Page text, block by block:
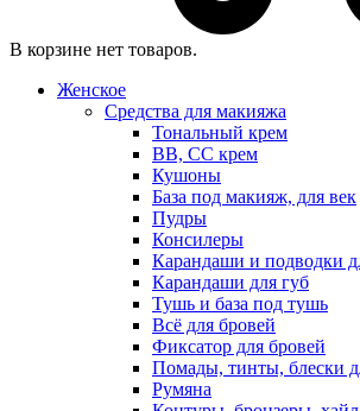
В корзине нет товаров.
Женское
Средства для макияжа
Тональный крем
BB, CC крем
Кушоны
База под макияж, для век
Пудры
Консилеры
Карандаши и подводки
Карандаши для губ
Тушь и база под тушь
Всё для бровей
Фиксатор для бровей
Помады, тинты, блески
Румяна